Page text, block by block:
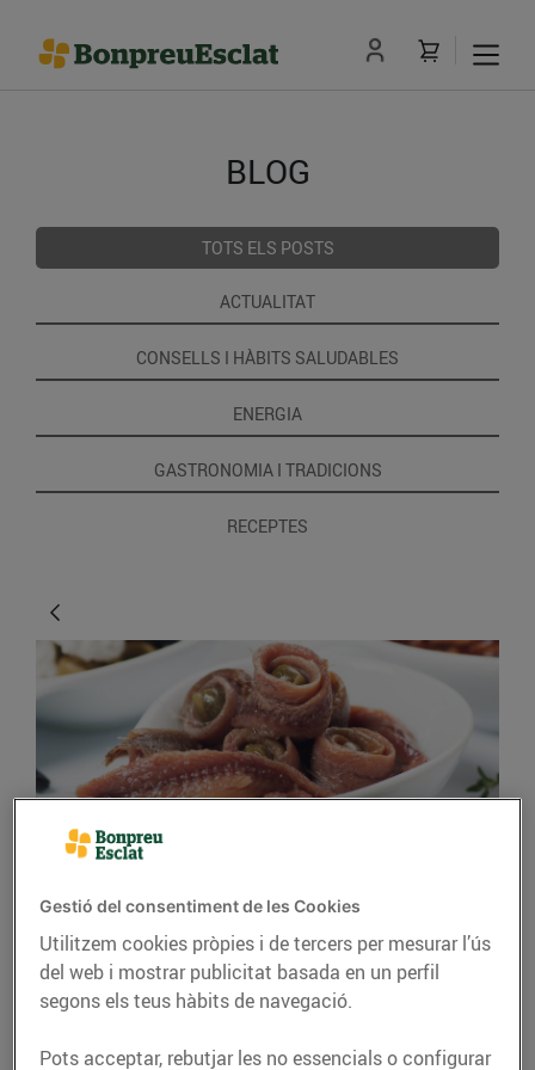
BLOG
TOTS ELS POSTS
ACTUALITAT
CONSELLS I HÀBITS SALUDABLES
ENERGIA
GASTRONOMIA I TRADICIONS
RECEPTES
Com són les anxoves?
13/d’agost/2019
Tant per a l’aperitiu com per posar-les com a
Gestió del consentiment de les Cookies
Utilitzem cookies pròpies i de tercers per mesurar l’ús
del web i mostrar publicitat basada en un perfil
segons els teus hàbits de navegació.
Pots acceptar, rebutjar les no essencials o configurar